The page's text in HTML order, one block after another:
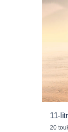
11-
20